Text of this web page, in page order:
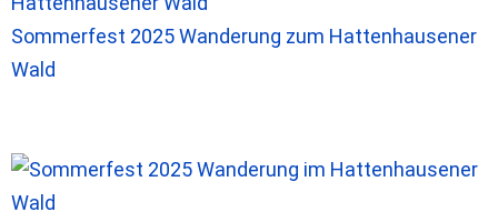
Sommerfest 2025 Wanderung zum Hattenhausener
Wald